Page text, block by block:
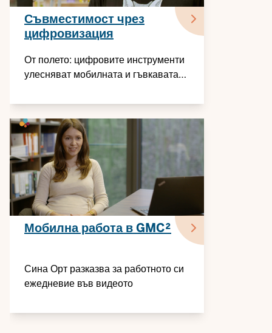
Съвместимост чрез
цифровизация
От полето: цифровите инструменти
улесняват мобилната и гъвкавата
Мобилна работа в GMC²
Сина Орт разказва за работното си
ежедневие във видеото